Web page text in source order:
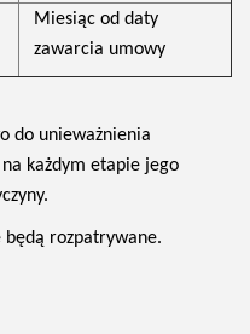
Miesiąc od daty
zawarcia umowy
do unieważnienia
każdym etapie jego
rozpatrywane.